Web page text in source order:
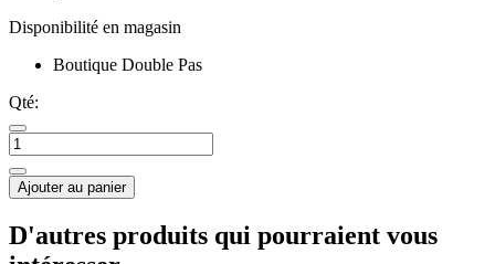
Disponibilité en magasin
Boutique Double Pas
Qté:
Ajouter au panier
D'autres produits qui pourraient vous